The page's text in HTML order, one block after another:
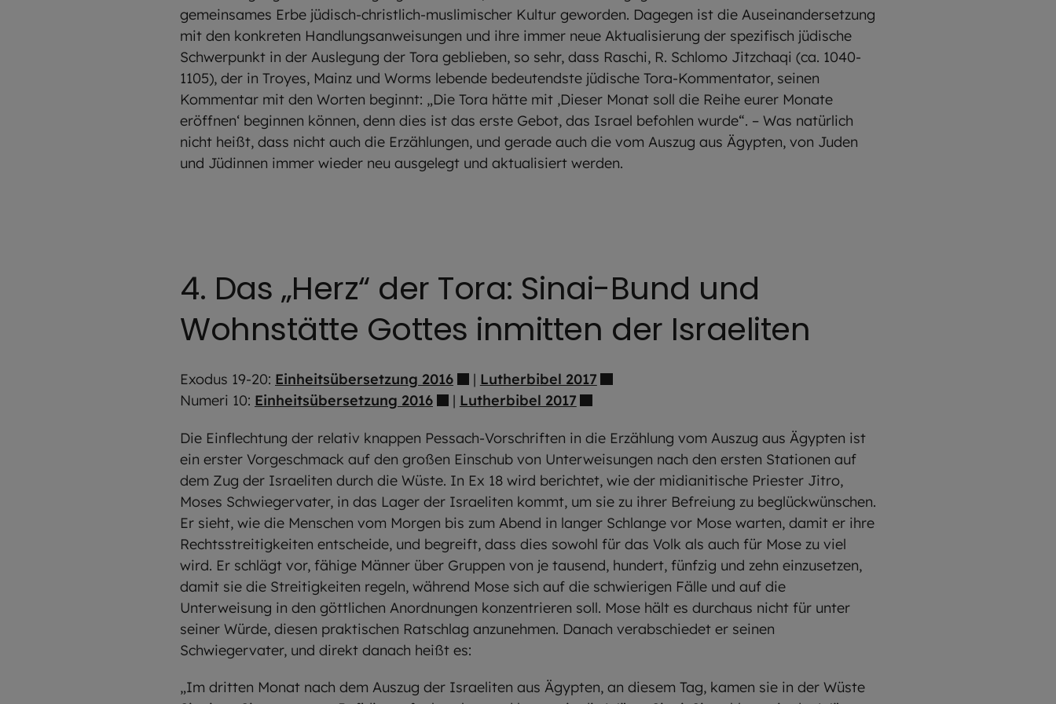
gemeinsames Erbe jüdisch-christlich-muslimischer Kultur geworden. Dagegen ist die Auseinandersetzung
mit den konkreten Handlungsanweisungen und ihre immer neue Aktualisierung der spezifisch jüdische
Schwerpunkt in der Auslegung der Tora geblieben, so sehr, dass Raschi, R. Schlomo Jitzchaqi (ca. 1040-
1105), der in Troyes, Mainz und Worms lebende bedeutendste jüdische Tora-Kommentator, seinen
Kommentar mit den Worten beginnt: „Die Tora hätte mit ‚Dieser Monat soll die Reihe eurer Monate
eröffnen‘ beginnen können, denn dies ist das erste Gebot, das Israel befohlen wurde“. – Was natürlich
nicht heißt, dass nicht auch die Erzählungen, und gerade auch die vom Auszug aus Ägypten, von Juden
und Jüdinnen immer wieder neu ausgelegt und aktualisiert werden.
4. Das „Herz“ der Tora: Sinai-Bund und
Wohnstätte Gottes inmitten der Israeliten
Exodus 19-20: Einheitsübersetzung 2016 | Lutherbibel 2017
Numeri 10: Einheitsübersetzung 2016 | Lutherbibel 2017
Die Einflechtung der relativ knappen Pessach-Vorschriften in die Erzählung vom Auszug aus Ägypten ist
ein erster Vorgeschmack auf den großen Einschub von Unterweisungen nach den ersten Stationen auf
dem Zug der Israeliten durch die Wüste. In Ex 18 wird berichtet, wie der midianitische Priester Jitro,
Moses Schwiegervater, in das Lager der Israeliten kommt, um sie zu ihrer Befreiung zu beglückwünschen.
Er sieht, wie die Menschen vom Morgen bis zum Abend in langer Schlange vor Mose warten, damit er ihre
Rechtsstreitigkeiten entscheide, und begreift, dass dies sowohl für das Volk als auch für Mose zu viel
wird. Er schlägt vor, fähige Männer über Gruppen von je tausend, hundert, fünfzig und zehn einzusetzen,
damit sie die Streitigkeiten regeln, während Mose sich auf die schwierigen Fälle und auf die
Unterweisung in den göttlichen Anordnungen konzentrieren soll. Mose hält es durchaus nicht für unter
seiner Würde, diesen praktischen Ratschlag anzunehmen. Danach verabschiedet er seinen
Schwiegervater, und direkt danach heißt es:
„Im dritten Monat nach dem Auszug der Israeliten aus Ägypten, an diesem Tag, kamen sie in der Wüste